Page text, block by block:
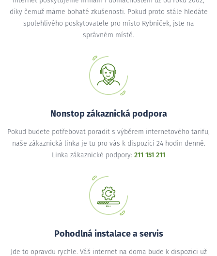
díky čemuž máme bohaté zkušenosti. Pokud proto stále hledáte
spolehlivého poskytovatele pro místo Rybníček, jste na
správném místě.
Nonstop zákaznická podpora
Pokud budete potřebovat poradit s výběrem internetového tarifu,
naše zákaznická linka je tu pro vás k dispozici 24 hodin denně.
Linka zákaznické podpory: 211 151 211
Pohodlná instalace a servis
Jde to opravdu rychle. Váš internet na doma bude k dispozici už